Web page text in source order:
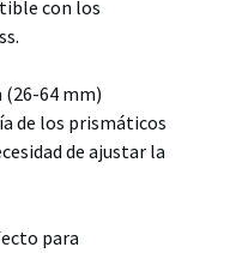
con los
(26-64 mm)
de los prismáticos
de ajustar la
para